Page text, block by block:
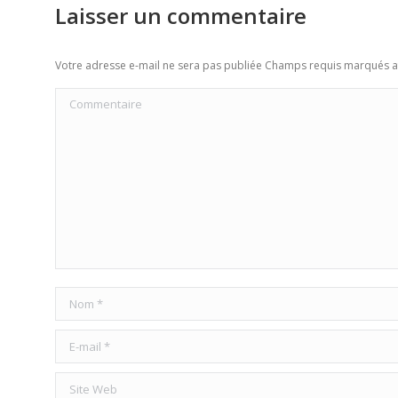
Laisser un commentaire
Votre adresse e-mail ne sera pas publiée Champs requis marqués
Commentaire
Nom *
E-mail *
Site Web